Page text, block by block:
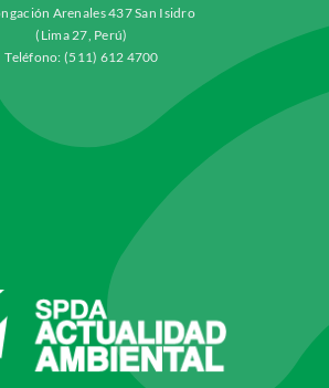
Arenales 437 San Isidro
(Lima 27, Perú)
Teléfono: (511) 612 4700